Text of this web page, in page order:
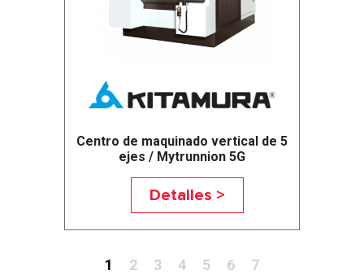
Centro de maquinado vertical de 5
ejes / Mytrunnion 5G
Detalles >
1 2 3 4 5 6 7